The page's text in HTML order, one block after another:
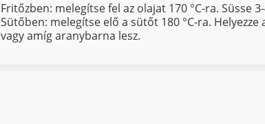
Fritőzben: melegítse fel az olajat 170 °C-ra. Süsse
Sütőben: melegítse elő a sütőt 180 °C-ra.
vagy amíg aranybarna lesz.